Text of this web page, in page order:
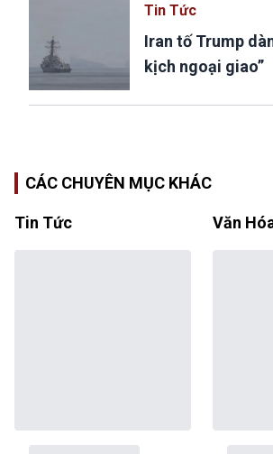
Tin Tức
Iran tố Trump
kịch ngoại giao”
CÁC CHUYÊN MỤC KHÁC
Tin Tức Văn